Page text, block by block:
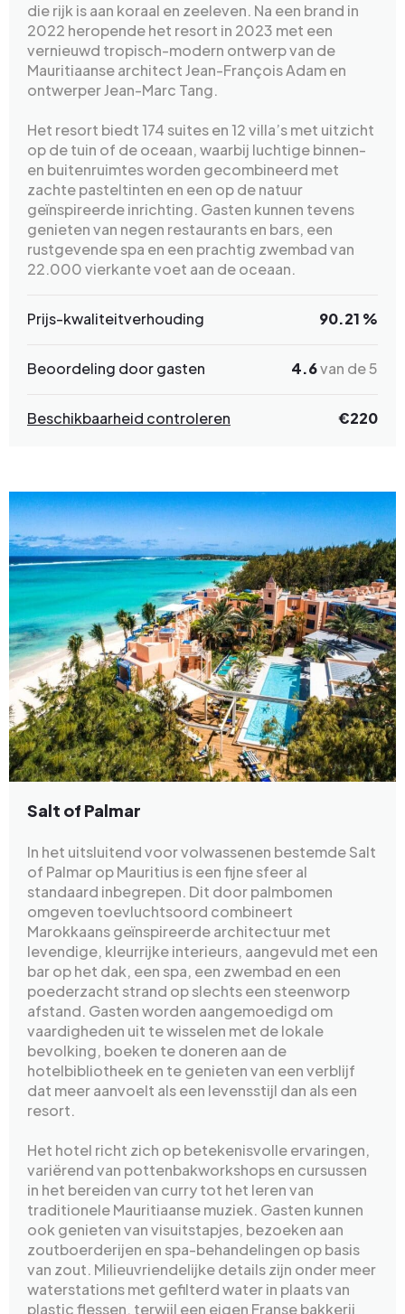
die rijk is aan koraal en zeeleven. Na een brand in
2022 heropende het resort in 2023 met een
vernieuwd tropisch-modern ontwerp van de
Mauritiaanse architect Jean-François Adam en
ontwerper Jean-Marc Tang.
Het resort biedt 174 suites en 12 villa’s met uitzicht
op de tuin of de oceaan, waarbij luchtige binnen-
en buitenruimtes worden gecombineerd met
zachte pasteltinten en een op de natuur
geïnspireerde inrichting. Gasten kunnen tevens
genieten van negen restaurants en bars, een
rustgevende spa en een prachtig zwembad van
22.000 vierkante voet aan de oceaan.
Prijs-kwaliteitverhouding 90.21 %
Beoordeling door gasten 4.6van de 5
Beschikbaarheid controleren €220
Salt of Palmar
In het uitsluitend voor volwassenen bestemde Salt
of Palmar op Mauritius is een fijne sfeer al
standaard inbegrepen. Dit door palmbomen
omgeven toevluchtsoord combineert
Marokkaans geïnspireerde architectuur met
levendige, kleurrijke interieurs, aangevuld met een
bar op het dak, een spa, een zwembad en een
poederzacht strand op slechts een steenworp
afstand. Gasten worden aangemoedigd om
vaardigheden uit te wisselen met de lokale
bevolking, boeken te doneren aan de
hotelbibliotheek en te genieten van een verblijf
dat meer aanvoelt als een levensstijl dan als een
resort.
Het hotel richt zich op betekenisvolle ervaringen,
variërend van pottenbakworkshops en cursussen
in het bereiden van curry tot het leren van
traditionele Mauritiaanse muziek. Gasten kunnen
ook genieten van visuitstapjes, bezoeken aan
zoutboerderijen en spa-behandelingen op basis
van zout. Milieuvriendelijke details zijn onder meer
waterstations met gefilterd water in plaats van
plastic flessen, terwijl een eigen Franse bakkerij